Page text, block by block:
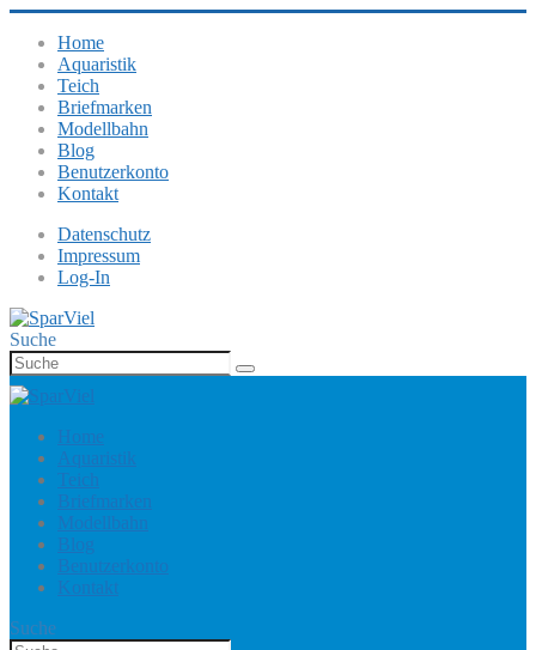
Home
Aquaristik
Teich
Briefmarken
Modellbahn
Blog
Benutzerkonto
Kontakt
Datenschutz
Impressum
Log-In
Suche
Home
Aquaristik
Teich
Briefmarken
Modellbahn
Blog
Benutzerkonto
Kontakt
Suche